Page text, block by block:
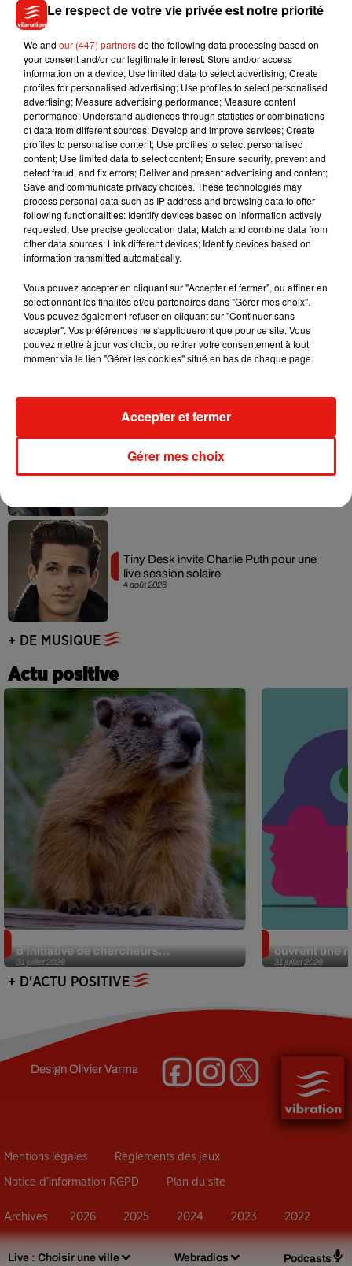
Live : Choisir une ville Webradios Podcasts
7 août 2026
dans son nouveau clip
7 août 2026
Madonna sort enfin le remix de « Love
Sensation » avec Kylie Minogue
Tayc et Didi B dévoilent le single le plus
dansant de l’année
Angèle et Amélie Lens dévoilent leur
collaboration tant attendue
Benny Blanco invite Selena Gomez et
4 août 2026
Tiny Desk invite Charlie Puth pour une
live session solaire
+ DE MUSIQUE
Actu positive
31 juillet 2026
d’initiative de chercheurs...
31 juillet 2026
ouvrent une
+ D'ACTU POSITIVE
DesignOlivier Varma
Mentions légales Règlements des jeux
Notice d’information RGPD Plan du site
Archives 2026 2025 2024 2023 2022
Le respect de votre vie privée est notre priorité
We and our (447) partnersdo the following data processing based on
your consent and/or our legitimate interest: Store and/or access
information on a device; Use limited data to select advertising; Create
profiles for personalised advertising; Use profiles to select personalised
advertising; Measure advertising performance; Measure content
performance; Understand audiences through statistics or combinations
of data from different sources; Develop and improve services; Create
profiles to personalise content; Use profiles to select personalised
content; Use limited data to select content; Ensure security, prevent and
detect fraud, and fix errors; Deliver and present advertising and content;
Save and communicate privacy choices. These technologies may
process personal data such as IP address and browsing data to offer
following functionalities: Identify devices based on information actively
requested; Use precise geolocation data; Match and combine data from
other data sources; Link different devices; Identify devices based on
information transmitted automatically.
Vous pouvez accepter en cliquant sur "Accepter et fermer", ou affiner en
sélectionnant les finalités et/ou partenaires dans "Gérer mes choix".
Vous pouvez également refuser en cliquant sur "Continuer sans
accepter". Vos préférences ne s'appliqueront que pour ce site. Vous
pouvez mettre à jour vos choix, ou retirer votre consentement à tout
moment via le lien "Gérer les cookies" situé en bas de chaque page.
Gérer mes choix
Accepter et fermer